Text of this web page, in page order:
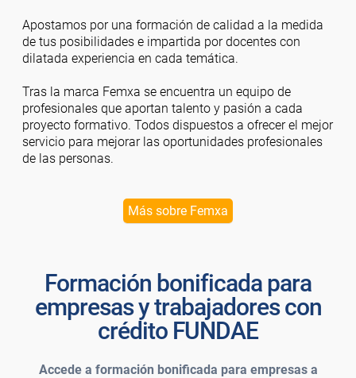
Apostamos por una formación de calidad a la medida
de tus posibilidades e impartida por docentes con
dilatada experiencia en cada temática.
Tras la marca Femxa se encuentra un equipo de
profesionales que aportan talento y pasión a cada
proyecto formativo. Todos dispuestos a ofrecer el mejor
servicio para mejorar las oportunidades profesionales
de las personas.
Más sobre Femxa
Formación bonificada para
empresas y trabajadores con
crédito FUNDAE
Accede a formación bonificada para empresas a